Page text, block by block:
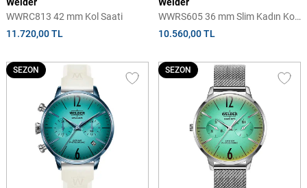
Welder
WWRC813 42 mm Kol Saati
11.720,00 TL
Welder
WWRS605 36 mm Slim Kadın Kol
Saati
10.560,00 TL
SEZON SEZON